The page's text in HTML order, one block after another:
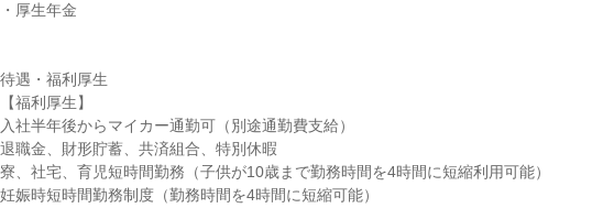
・厚生年金
待遇・福利厚生
【福利厚生】
入社半年後からマイカー通勤可（別途通勤費支給）
退職金、財形貯蓄、共済組合、特別休暇
寮、社宅、育児短時間勤務（子供が10歳まで勤務時間を4時間に短縮利用可能）
妊娠時短時間勤務制度（勤務時間を4時間に短縮可能）